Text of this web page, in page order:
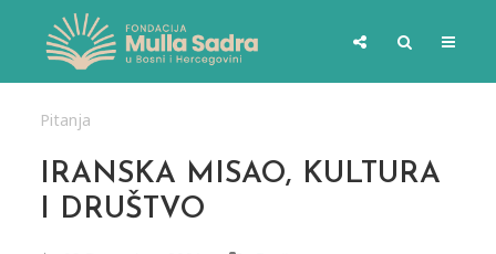
Pitanja
IRANSKA MISAO, KULTURA
I DRUŠTVO